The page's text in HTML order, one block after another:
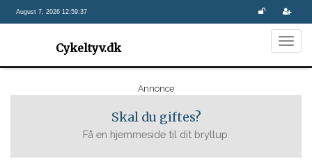
August 7, 2026 12:59:37
Cykeltyv.dk
Annonce
Skal du giftes?
Få en hjemmeside til dit bryllup.